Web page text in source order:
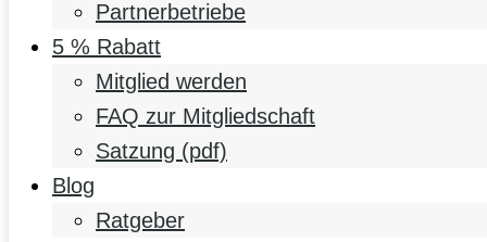
Partnerbetriebe
5 % Rabatt
Mitglied werden
FAQ zur Mitgliedschaft
Satzung (pdf)
Blog
Ratgeber